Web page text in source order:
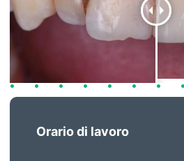
Orario di lavoro